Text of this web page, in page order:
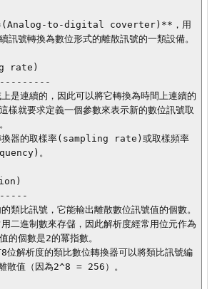
器(Analog-to-digital coverter)**，用
訊號轉換為數位形式的離散訊號的一類設備。
rate)
是連續的，因此可以將它轉換為時間上連續的
樣就要求定義一個參數來表示新的數位訊號取
換器的取樣率(sampling rate)或取樣頻率
。
類比訊號，它能輸出離散數位訊號值的個數。
二進制數來存儲，因此解析度經常用位元作為
的個數是2的冪指數。
位解析度的類比數位轉換器可以將類比訊號編
散值（因為2^8 = 256）。